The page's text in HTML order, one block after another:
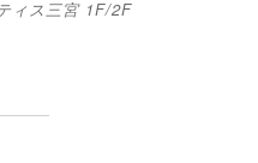
ィス三宮 1F/2F